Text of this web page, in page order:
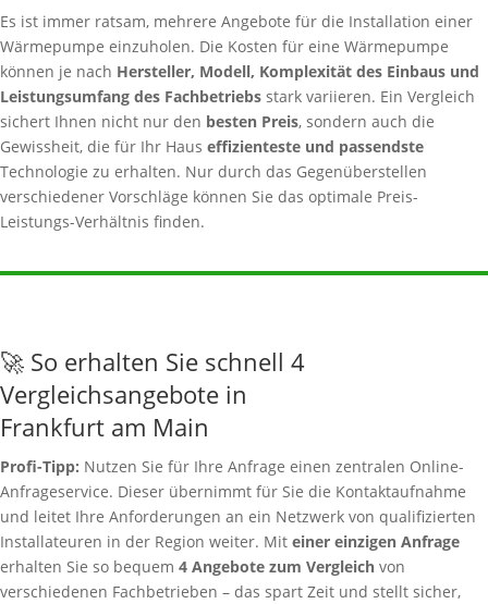
Es ist immer ratsam, mehrere Angebote für die Installation einer
Wärmepumpe einzuholen. Die Kosten für eine Wärmepumpe
können je nach Hersteller, Modell, Komplexität des Einbaus und
Leistungsumfang des Fachbetriebs stark variieren. Ein Vergleich
sichert Ihnen nicht nur den besten Preis, sondern auch die
Gewissheit, die für Ihr Haus effizienteste und passendste
Technologie zu erhalten. Nur durch das Gegenüberstellen
verschiedener Vorschläge können Sie das optimale Preis-
Leistungs-Verhältnis finden.
🚀 So erhalten Sie schnell 4
Vergleichsangebote in
Frankfurt am Main
Profi-Tipp: Nutzen Sie für Ihre Anfrage einen zentralen Online-
Anfrageservice. Dieser übernimmt für Sie die Kontaktaufnahme
und leitet Ihre Anforderungen an ein Netzwerk von qualifizierten
Installateuren in der Region weiter. Mit einer einzigen Anfrage
erhalten Sie so bequem 4 Angebote zum Vergleich von
verschiedenen Fachbetrieben – das spart Zeit und stellt sicher,